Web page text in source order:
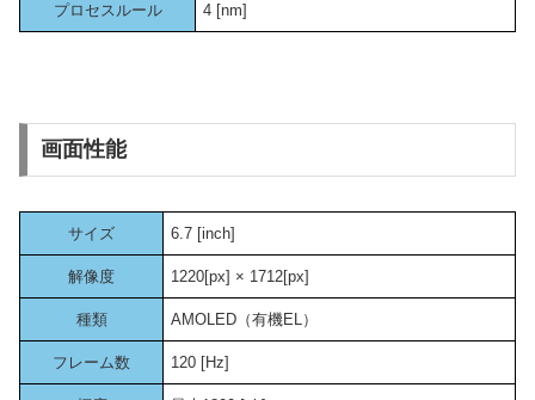
プロセスルール 4 [nm]
画面性能
サイズ 6.7 [inch]
解像度 1220[px] × 1712[px]
種類 AMOLED（有機EL）
フレーム数 120 [Hz]